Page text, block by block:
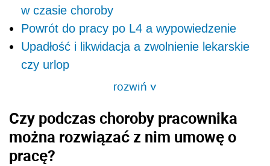
w czasie choroby
Powrót do pracy po L4 a wypowiedzenie
Upadłość i likwidacja a zwolnienie lekarskie
czy urlop
rozwiń>
Czy podczas choroby pracownika
można rozwiązać z nim umowę o
pracę?